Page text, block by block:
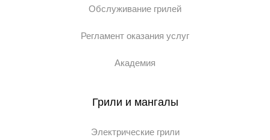
Обслуживание грилей
Регламент оказания услуг
Академия
Грили и мангалы
Электрические грили